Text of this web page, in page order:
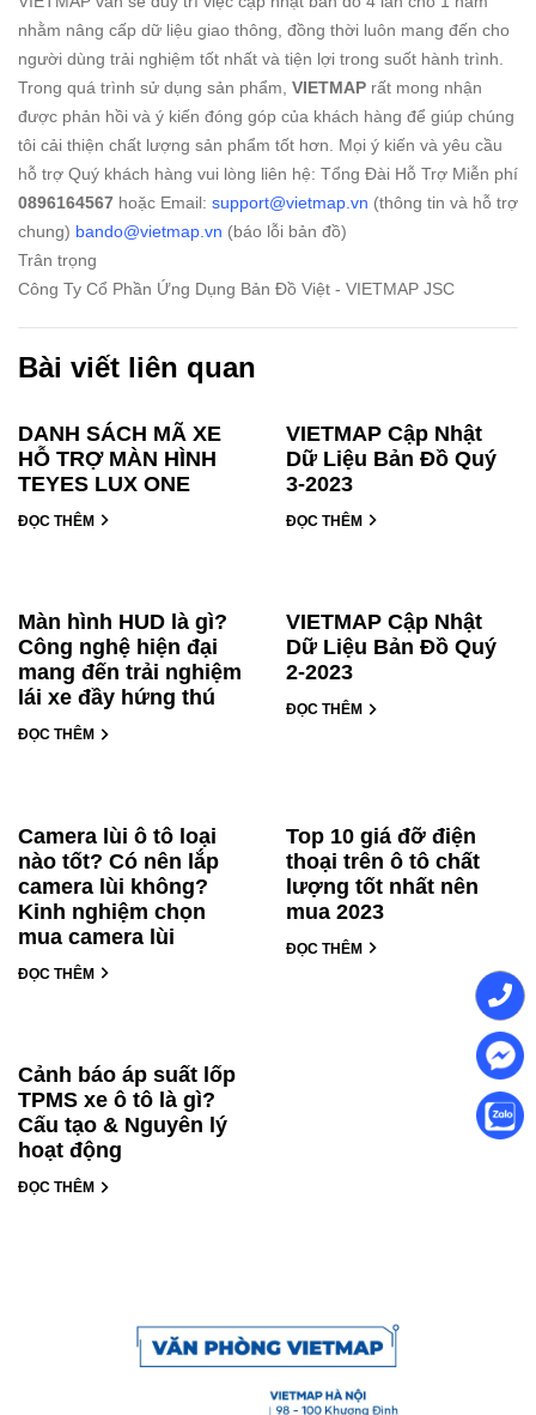
nhằm nâng cấp dữ liệu giao thông, đồng thời luôn mang đến cho
người dùng trải nghiệm tốt nhất và tiện lợi trong suốt hành trình.
Trong quá trình sử dụng sản phẩm, VIETMAP rất mong nhận
được phản hồi và ý kiến đóng góp của khách hàng để giúp chúng
tôi cải thiện chất lượng sản phẩm tốt hơn. Mọi ý kiến và yêu cầu
hỗ trợ Quý khách hàng vui lòng liên hệ: Tổng Đài Hỗ Trợ Miễn phí
0896164567 hoặc Email: support@vietmap.vn (thông tin và hỗ trợ
chung) bando@vietmap.vn (báo lỗi bản đồ)
Trân trọng
Công Ty Cổ Phần Ứng Dụng Bản Đồ Việt - VIETMAP JSC
Bài viết liên quan
DANH SÁCH MÃ XE
HỖ TRỢ MÀN HÌNH
TEYES LUX ONE
ĐỌC THÊM
VIETMAP Cập Nhật
Dữ Liệu Bản Đồ Quý
3-2023
ĐỌC THÊM
Màn hình HUD là gì?
Công nghệ hiện đại
mang đến trải nghiệm
lái xe đầy hứng thú
ĐỌC THÊM
VIETMAP Cập Nhật
Dữ Liệu Bản Đồ Quý
2-2023
ĐỌC THÊM
Camera lùi ô tô loại
nào tốt? Có nên lắp
camera lùi không?
Kinh nghiệm chọn
mua camera lùi
ĐỌC THÊM
Top 10 giá đỡ điện
thoại trên ô tô chất
lượng tốt nhất nên
mua 2023
ĐỌC THÊM
Cảnh báo áp suất lốp
TPMS xe ô tô là gì?
Cấu tạo & Nguyên lý
hoạt động
ĐỌC THÊM